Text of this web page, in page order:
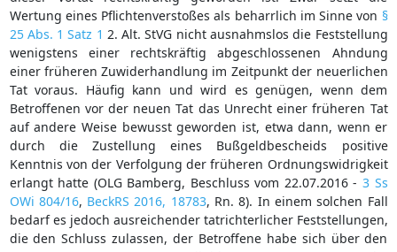
Wertung eines Pflichtenverstoßes als beharrlich im Sinne von §
25 Abs. 1 Satz 1 2. Alt. StVG nicht ausnahmslos die Feststellung
wenigstens einer rechtskräftig abgeschlossenen Ahndung
einer früheren Zuwiderhandlung im Zeitpunkt der neuerlichen
Tat voraus. Häufig kann und wird es genügen, wenn dem
Betroffenen vor der neuen Tat das Unrecht einer früheren Tat
auf andere Weise bewusst geworden ist, etwa dann, wenn er
durch die Zustellung eines Bußgeldbescheids positive
Kenntnis von der Verfolgung der früheren Ordnungswidrigkeit
erlangt hatte (OLG Bamberg, Beschluss vom 22.07.2016 - 3 Ss
OWi 804/16, BeckRS 2016, 18783, Rn. 8). In einem solchen Fall
bedarf es jedoch ausreichender tatrichterlicher Feststellungen,
die den Schluss zulassen, der Betroffene habe sich über den